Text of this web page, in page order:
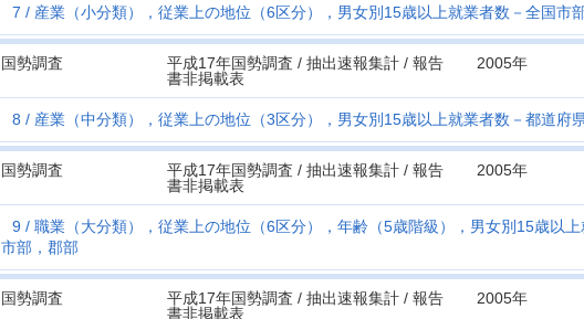
7 産業（小分類），従業上の地位（6区分），男女別15歳以上就業者数－全国市
国勢調査
平成17年国勢調査 / 抽出速報集計 / 報告
書非掲載表
2005年
8 産業（中分類），従業上の地位（3区分），男女別15歳以上就業者数－都道府
国勢調査
平成17年国勢調査 / 抽出速報集計 / 報告
書非掲載表
2005年
9
職業（大分類），従業上の地位（6区分），年齢（5歳階級），男女別15歳以
市部，郡部
国勢調査
平成17年国勢調査 / 抽出速報集計 / 報告
書非掲載表
2005年